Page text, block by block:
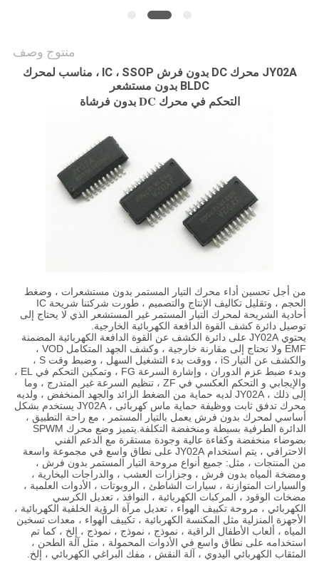
منتوج وصف
JY02A محرك DC بدون فرش IC ، SSOP ، مناسب لمحرك
BLDC بدون مستشعر
التحكم في محرك DC بدون فرشاة
من أجل تحسين أداء محرك التيار المستمر بدون مستشعرات ، وضغط
الحجم ، وتقليل تكاليف الإنتاج والتصميم ، طورت شركتنا شريحة IC
أحادية الشريحة لمحرك التيار المستمر غير المستشعر الذي لا يحتاج إلى
توصيل دائرة كشف القوة الدافعة الكهربائية الخارجية.
يحتوي JY02A على دائرة الكشف عن القوة الدافعة الكهربائية المضمنة
EMF ولا تحتاج إلى مقارنة خارجية ، وكشف الجهد المتكامل VOD ،
والكشف عن التيار iS ، ووقت بدء التشغيل السهل ، وضبط وقت S ،
وبدء ضبط عزم الدوران ، وإشارة السرعة FG ، وتمكين التحكم في EL ،
والإيجابي و التحكم العكسي في ZF ، تنظيم السرعة غير المتدرج ، وما
إلى ذلك ، JY02A لديه حماية من الضغط الزائد والجهد المنخفض ، ولديه
محرك تدفق ثابت ووظيفة حماية ماس كهربائى ، JY02A يستخدم بشكل
أساسي لمحرك بدون فرش يعمل بالتيار المستمر ، مع راحة التطبيق ،
الدائرة الطرفية بسيطة ومنخفضة التكلفة.يتميز وضع محرك SPWM
بضوضاء منخفضة وكفاءة عالية وجودة مستقرة مع الدعم الفني
الاحترافي ، يتم استخدام JY02A على نطاق واسع في مجموعة واسعة
من المنتجات ، مثل: جميع أنواع مروحة التيار المستمر بدون فرش ،
ومضخة المياه بدون فرش ، وجزازات العشب ، والدراجات البخارية ،
والسيارات المتوازنة ، سيارات الشاطئ ، الروبوتات ، الأدوات العلمية ،
مضخات الوقود ، المركبات الكهربائية ، النوافذ ، تعديل الكرسي
الكهربائي ، مروحة تكييف الهواء ، تعديل مرآة الرؤية الخلفية الكهربائية ،
الأجهزة المنزلية مثل المكنسة الكهربائية ، تكييف الهواء ، معدات تسخين
المياه ، ألعاب الأطفال الراقية ، نموذج ، نموذج ، نموذج ، إلخ ، كما تم
استخدامه على نطاق واسع في الأدوات المحمولة ، مثل آلة الطحن ،
المثقاب الكهربائي اليدوي ، آلة النقش ، مفك البراغي الكهربائي ، إلخ.